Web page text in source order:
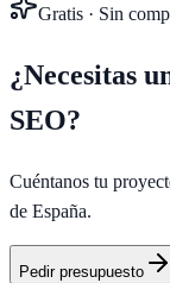
Gratis · Sin
¿Necesitas
SEO?
Cuéntanos tu
de España.
Pedir presupuesto